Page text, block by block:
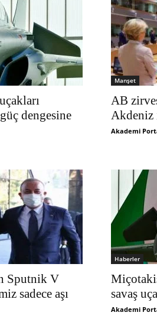
dengesine
Manşet
AB
Akdeniz
Akademi
Sputnik V
sadece aşı
Haberler
savaş
Akademi